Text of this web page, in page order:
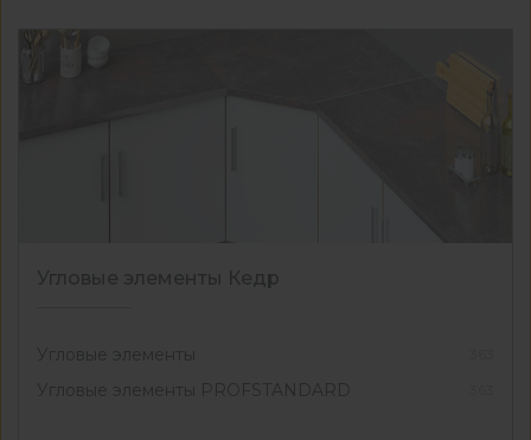
Угловые элементы Кедр
Угловые элементы
Угловые элементы PROFSTANDARD